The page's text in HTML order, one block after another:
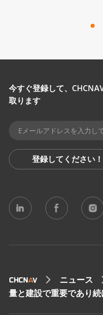
今すぐ登録して、
取ります
登録してください！
ニュース
量と建設で重要であり